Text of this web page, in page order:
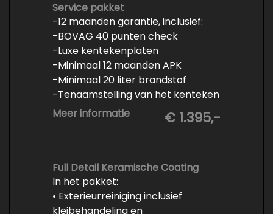
vrijwaren
- Volledige inspectie
- Poetsen binnen en buiten
Service pakket
-12 maanden garantie, inclusief:
-BOVAG 40 punten check
-Luxe kentekenplaten
-Minimaal 12 maanden APK
-Minimaal 20 liter brandstof
-Tenaamstelling van het kenteken
-Vrijwaren van de inruilauto
polijsten
Meer informatie € 1.395,-
Full Detail Keramische Coating
In het pakket:
• Exterieurreiniging inclusief
kleibehandeling en